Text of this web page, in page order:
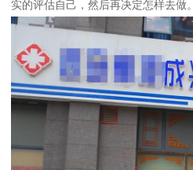
实的评估自己，然后再决定怎样去做。